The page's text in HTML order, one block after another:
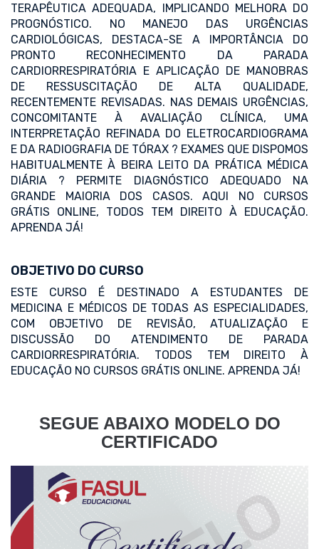
TERAPÊUTICA ADEQUADA, IMPLICANDO MELHORA DO
PROGNÓSTICO. NO MANEJO DAS URGÊNCIAS
CARDIOLÓGICAS, DESTACA-SE A IMPORTÂNCIA DO
PRONTO RECONHECIMENTO DA PARADA
CARDIORRESPIRATÓRIA E APLICAÇÃO DE MANOBRAS
DE RESSUSCITAÇÃO DE ALTA QUALIDADE,
RECENTEMENTE REVISADAS. NAS DEMAIS URGÊNCIAS,
CONCOMITANTE À AVALIAÇÃO CLÍNICA, UMA
INTERPRETAÇÃO REFINADA DO ELETROCARDIOGRAMA
E DA RADIOGRAFIA DE TÓRAX ? EXAMES QUE DISPOMOS
HABITUALMENTE À BEIRA LEITO DA PRÁTICA MÉDICA
DIÁRIA ? PERMITE DIAGNÓSTICO ADEQUADO NA
GRANDE MAIORIA DOS CASOS. AQUI NO CURSOS
GRÁTIS ONLINE, TODOS TEM DIREITO À EDUCAÇÃO.
APRENDA JÁ!
OBJETIVO DO CURSO
ESTE CURSO É DESTINADO A ESTUDANTES DE
MEDICINA E MÉDICOS DE TODAS AS ESPECIALIDADES,
COM OBJETIVO DE REVISÃO, ATUALIZAÇÃO E
DISCUSSÃO DO ATENDIMENTO DE PARADA
CARDIORRESPIRATÓRIA. TODOS TEM DIREITO À
EDUCAÇÃO NO CURSOS GRÁTIS ONLINE. APRENDA JÁ!
SEGUE ABAIXO MODELO DO
CERTIFICADO